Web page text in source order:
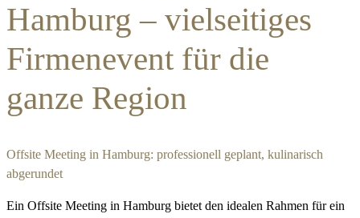
Hamburg – vielseitiges
Firmenevent für die
ganze Region
Offsite Meeting in Hamburg: professionell geplant, kulinarisch
abgerundet
Ein Offsite Meeting in Hamburg bietet den idealen Rahmen für ein